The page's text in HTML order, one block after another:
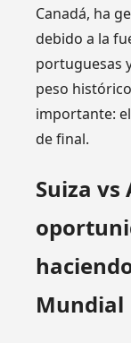
Canadá, ha
debido a la
portuguesas
peso
importante:
de final.
Suiza vs
Mundial